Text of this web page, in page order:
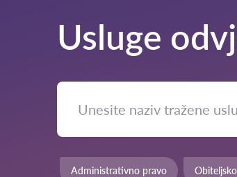
Usluge
Administrativno pravo